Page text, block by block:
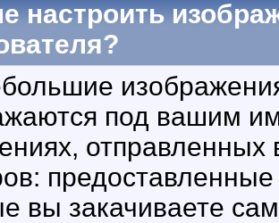
настроить
под вашим
отправленных
вы закачиваете